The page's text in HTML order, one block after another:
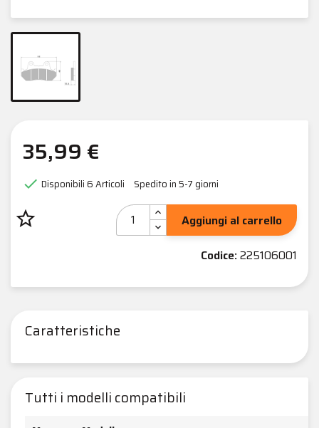
35,99 €
 Disponibili6 Articoli Spedito in 5-7 giorni
star_border
Aggiungi al carrello
Codice:225106001
Caratteristiche
Tutti i modelli compatibili